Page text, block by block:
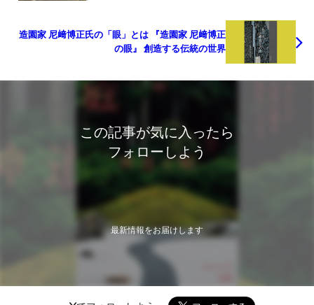
造園家 尼﨑博正氏の「眼」とは 『造園家 尼﨑博正
の眼』 創造する伝統の世界
この記事が気に入ったら
フォローしよう
最新情報をお届けします